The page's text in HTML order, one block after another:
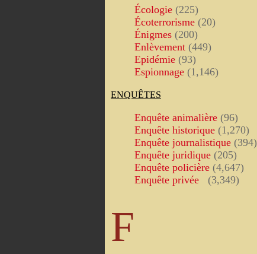
Écologie (225)
Écoterrorisme (20)
Énigmes (200)
Enlèvement (449)
Epidémie (93)
Espionnage (1,146)
ENQUÊTES
Enquête animalière (96)
Enquête historique (1,270)
Enquête journalistique (394)
Enquête juridique (205)
Enquête policière (4,647)
Enquête privée
(3,349)
F